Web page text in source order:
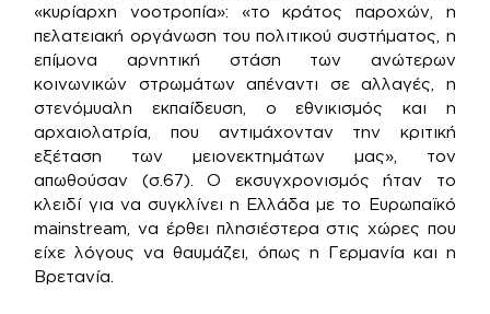
«κυρίαρχη νοοτροπία»: «το κράτος παροχών, η
πελατειακή οργάνωση του πολιτικού συστήματος, η
επίμονα αρνητική στάση των ανώτερων
κοινωνικών στρωμάτων απέναντι σε αλλαγές, η
στενόμυαλη εκπαίδευση, ο εθνικισμός και η
αρχαιολατρία, που αντιμάχονταν την κριτική
εξέταση των μειονεκτημάτων μας», τον
απωθούσαν (σ.67). Ο εκσυγχρονισμός ήταν το
κλειδί για να συγκλίνει η Ελλάδα με το Ευρωπαϊκό
mainstream, να έρθει πλησιέστερα στις χώρες που
είχε λόγους να θαυμάζει, όπως η Γερμανία και η
Βρετανία.